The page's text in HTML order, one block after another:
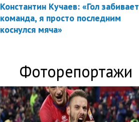
Константин Кучаев: «Гол забивает
команда, я просто последним
коснулся мяча»
Фоторепортажи